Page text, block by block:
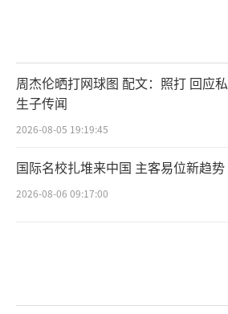
周杰伦晒打网球图 配文：照打 回应私
生子传闻
2026-08-05 19:19:45
国际名校扎堆来中国 主客易位新趋势
2026-08-06 09:17:00